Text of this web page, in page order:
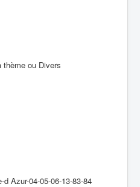
thème ou Divers
Azur-04-05-06-13-83-84